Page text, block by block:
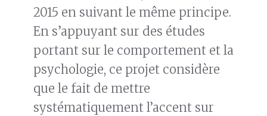
2015 en suivant le même principe.
En s’appuyant sur des études
portant sur le comportement et la
psychologie, ce projet considère
que le fait de mettre
systématiquement l’accent sur